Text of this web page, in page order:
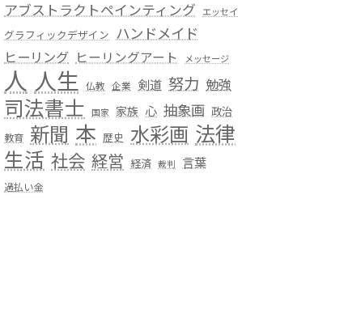
アブストラクトペインティング
エッセイ
グラフィックデザイン ハンドメイド
ヒーリング ヒーリングアート メッセージ
人 人生 仏教 企業 剣道 努力 勉強
司法書士 国家 家族 心 抽象画 政治
教育 新聞 本 歴史 水彩画 法律
生活 社会 経営 経済 裁判 言葉
過払い金